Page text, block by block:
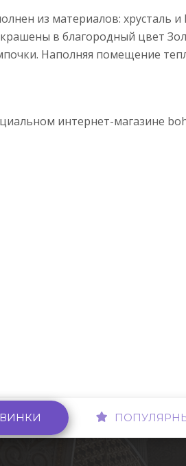
из материалов: хрусталь
в благородный цвет
Наполняя помещение
интернет-магазине